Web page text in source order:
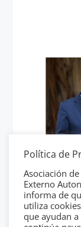
Política de
Asociación
Externo
informa de
utiliza
que ayudan